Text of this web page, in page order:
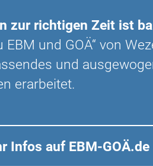
zur richtigen Zeit ist
EBM und GOÄ“ von
und
erarbeitet.
Infos auf EBM-GOÄ.de